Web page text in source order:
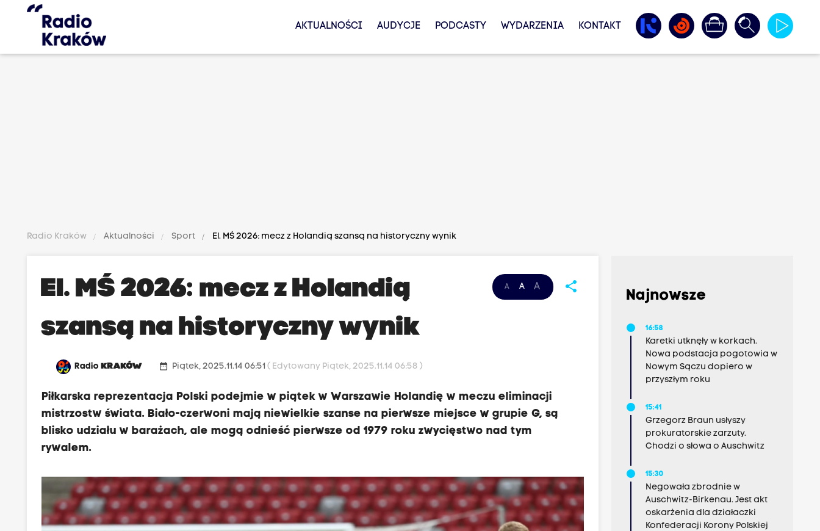
AKTUALNOŚCI AUDYCJE PODCASTY WYDARZENIA KONTAKT
Radio Kraków Aktualności Sport El. MŚ 2026: mecz z Holandią szansą na historyczny wynik
A A A share
El. MŚ 2026: mecz z Holandią
szansą na historyczny wynik
RadioKRAKÓW date_range Piątek, 2025.11.14 06:51( Edytowany Piątek, 2025.11.14 06:58 )
Piłkarska reprezentacja Polski podejmie w piątek w Warszawie Holandię w meczu eliminacji
mistrzostw świata. Biało-czerwoni mają niewielkie szanse na pierwsze miejsce w grupie G, są
blisko udziału w barażach, ale mogą odnieść pierwsze od 1979 roku zwycięstwo nad tym
rywalem.
Najnowsze
16:58
Karetki utknęły w korkach.
Nowa podstacja pogotowia w
Nowym Sączu dopiero w
przyszłym roku
15:41
Grzegorz Braun usłyszy
prokuratorskie zarzuty.
Chodzi o słowa o Auschwitz
15:30
Negowała zbrodnie w
Auschwitz-Birkenau. Jest akt
oskarżenia dla działaczki
Konfederacji Korony Polskiej